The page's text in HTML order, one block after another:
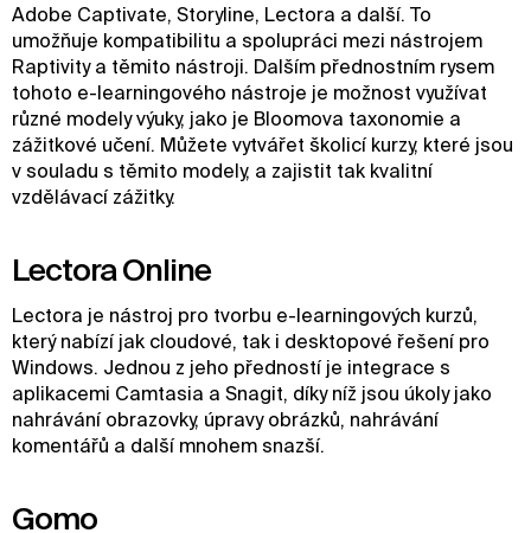
Adobe Captivate, Storyline, Lectora a další. To
umožňuje kompatibilitu a spolupráci mezi nástrojem
Raptivity a těmito nástroji. Dalším přednostním rysem
tohoto e-learningového nástroje je možnost využívat
různé modely výuky, jako je Bloomova taxonomie a
zážitkové učení. Můžete vytvářet školicí kurzy, které jsou
v souladu s těmito modely, a zajistit tak kvalitní
vzdělávací zážitky.
Lectora Online
Lectora je nástroj pro tvorbu e-learningových kurzů,
který nabízí jak cloudové, tak i desktopové řešení pro
Windows. Jednou z jeho předností je integrace s
aplikacemi Camtasia a Snagit, díky níž jsou úkoly jako
nahrávání obrazovky, úpravy obrázků, nahrávání
komentářů a další mnohem snazší.
Gomo